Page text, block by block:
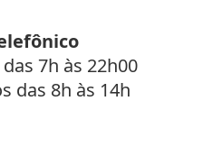
7h às 22h00
das 8h às 14h